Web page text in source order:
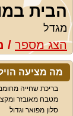
הבית
מגדל
הצג מספר /
מה מציעה
בריכת שחייה
מטבח מאובזר
סלון מפואר וגדול